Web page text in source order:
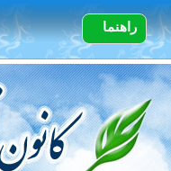
راهنما